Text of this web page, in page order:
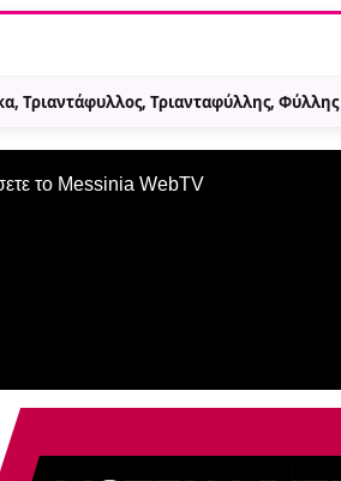
Τριαντάφυλλος, Τριανταφύλλης, Φύλλης
το Messinia WebTV